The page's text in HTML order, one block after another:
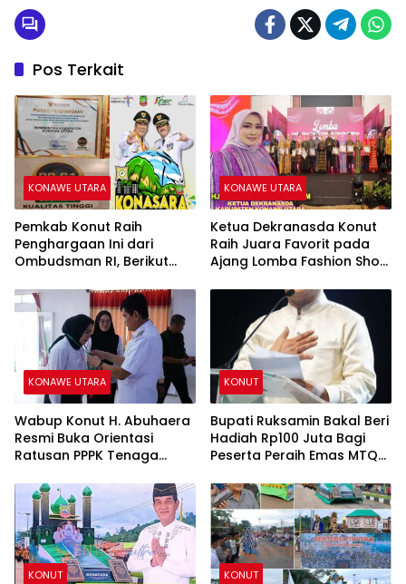
Pos Terkait
KONAWE UTARA
Pemkab Konut Raih
Penghargaan Ini dari
Ombudsman RI, Berikut
KONAWE UTARA
Ketua Dekranasda Konut
Raih Juara Favorit pada
Ajang Lomba Fashion Show
Pameran Kerajinan Sultra
KONAWE UTARA
Wabup Konut H. Abuhaera
Resmi Buka Orientasi
Ratusan PPPK Tenaga
KONUT
Bupati Ruksamin Bakal Beri
Hadiah Rp100 Juta Bagi
Peserta Peraih Emas MTQ
KONUT KONUT